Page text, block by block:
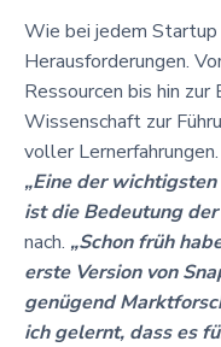
Wie bei jedem Startup
Herausforderungen.
Ressourcen bis hin
Wissenschaft zur
voller Lernerfahrungen.
„Eine der
ist die Bedeutung
nach. „Schon früh
erste Version von
genügend
ich gelernt, dass es